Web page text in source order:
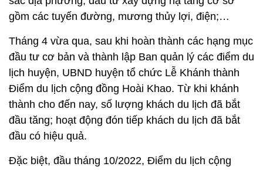
gồm các tuyến đường, mương thủy lợi, điện;…
Tháng 4 vừa qua, sau khi hoàn thành các hạng mục
đầu tư cơ bản và thành lập Ban quản lý các điểm du
lịch huyện, UBND huyện tổ chức Lễ Khánh thành
Điểm du lịch cộng đồng Hoài Khao. Từ khi khánh
thành cho đến nay, số lượng khách du lịch đã bắt
đầu tăng; hoạt động đón tiếp khách du lịch đã bắt
đầu có hiệu quả.
Đặc biệt, đầu tháng 10/2022, Điểm du lịch cộng